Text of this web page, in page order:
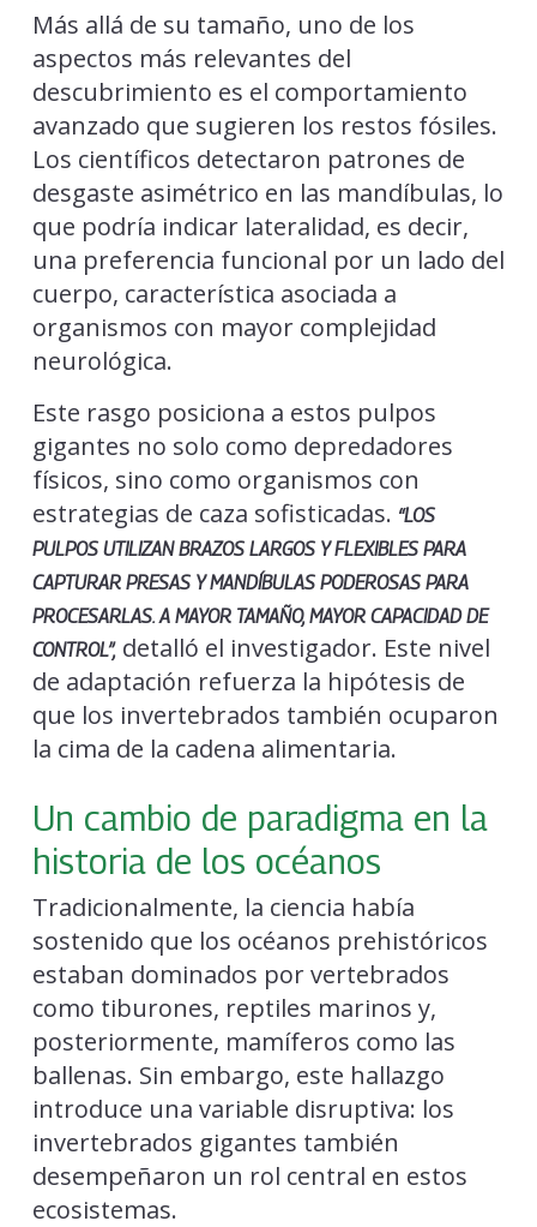
Más allá de su tamaño, uno de los
aspectos más relevantes del
descubrimiento es el comportamiento
avanzado que sugieren los restos fósiles.
Los científicos detectaron patrones de
desgaste asimétrico en las mandíbulas, lo
que podría indicar lateralidad, es decir,
una preferencia funcional por un lado del
cuerpo, característica asociada a
organismos con mayor complejidad
neurológica.
Este rasgo posiciona a estos pulpos
gigantes no solo como depredadores
físicos, sino como organismos con
estrategias de caza sofisticadas. “LOS
PULPOS UTILIZAN BRAZOS LARGOS Y FLEXIBLES PARA
CAPTURAR PRESAS Y MANDÍBULAS PODEROSAS PARA
PROCESARLAS. A MAYOR TAMAÑO, MAYOR CAPACIDAD DE
CONTROL”,detalló el investigador. Este nivel
de adaptación refuerza la hipótesis de
que los invertebrados también ocuparon
la cima de la cadena alimentaria.
Un cambio de paradigma en la
historia de los océanos
Tradicionalmente, la ciencia había
sostenido que los océanos prehistóricos
estaban dominados por vertebrados
como tiburones, reptiles marinos y,
posteriormente, mamíferos como las
ballenas. Sin embargo, este hallazgo
introduce una variable disruptiva: los
invertebrados gigantes también
desempeñaron un rol central en estos
ecosistemas.